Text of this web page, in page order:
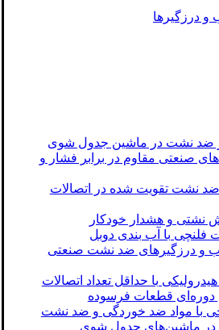
از ضد نشت در ماشین جدول شوی
صنعتی مقاوم در برابر فشار و
ضد نشت تقویت‌ شده در اتصالات
نشتی و هشدار خودکار
فلنچی با آب‌ بندی دوبل
و درزگیرهای ضد نشت صنعتی
با حداقل تعداد اتصالات
دوره‌ای قطعات فرسوده
مواد ضد خوردگی و ضد نشت
در ماشین‌های جدول شوی